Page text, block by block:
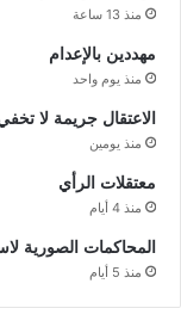
منذ 13 ساعة
مهددين بالإعدام
منذ يوم واحد
الاعتقال جريمة لا
منذ يومين
معتقلات الرأي
منذ 4 أيام
المحاكمات الصورية
منذ 5 أيام